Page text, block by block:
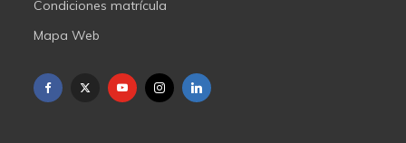
Condiciones matrícula
Mapa Web